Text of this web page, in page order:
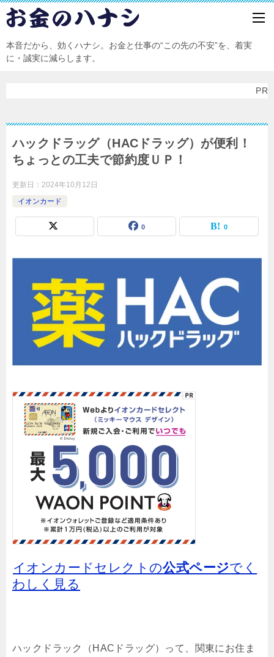
本音だから、効くハナシ。お金と仕事の“この先の不安”を、着実
に・誠実に減らします。
PR
ハックドラッグ（HACドラッグ）が便利！
ちょっとの工夫で節約度ＵＰ！
更新日： 2024年10月12日
イオンカード
0 0
イオンカードセレクトの公式ページでく
わしく見る
ハックドラック（HACドラッグ）って、関東にお住ま